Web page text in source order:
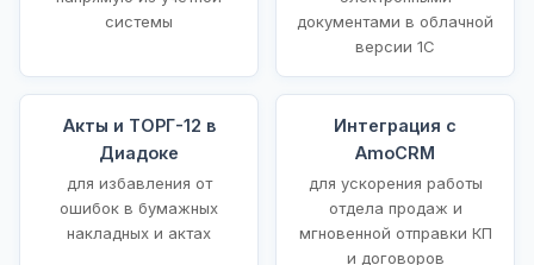
системы
документами в облачной
версии 1С
Акты и ТОРГ-12 в
Диадоке
для избавления от
ошибок в бумажных
накладных и актах
Интеграция с
AmoCRM
для ускорения работы
отдела продаж и
мгновенной отправки КП
и договоров